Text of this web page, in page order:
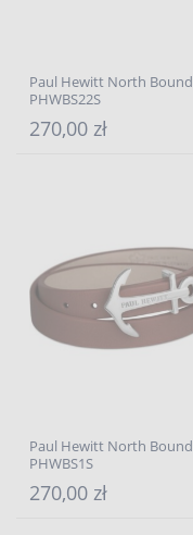
Paul Hewitt North Bound
PHWBS22S
270,00 zł
Paul Hewitt North Bound
PHWBS1S
270,00 zł